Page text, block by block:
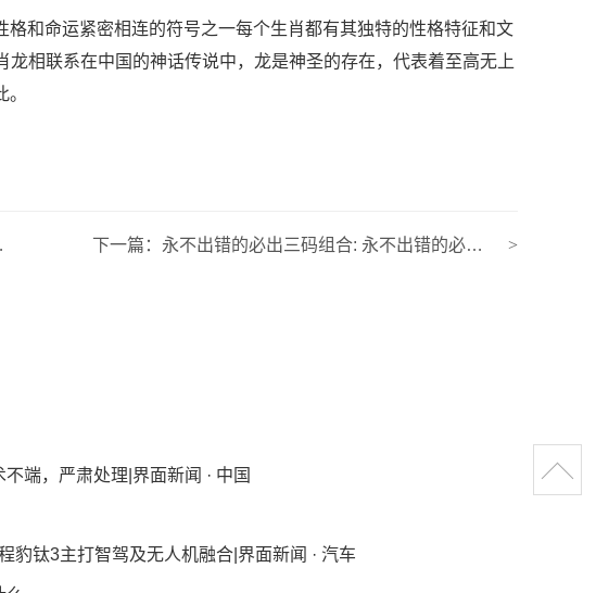
和命运紧密相连的符号之一每个生肖都有其独特的性格特征和文
相联系在中国的神话传说中，龙是神圣的存在，代表着至高无上
>
下一篇： 永不出错的必出三码组合: 永不出错的必出二码组合3d
端，严肃处理|界面新闻 · 中国
豹钛3主打智驾及无人机融合|界面新闻 · 汽车